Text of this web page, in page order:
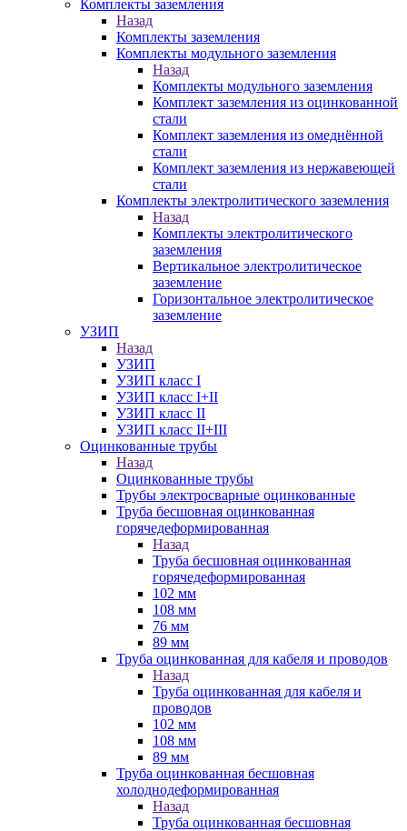
Комплекты заземления
Назад
Комплекты заземления
Комплекты модульного заземления
Назад
Комплекты модульного заземления
Комплект заземления из оцинкованной
стали
Комплект заземления из омеднённой
стали
Комплект заземления из нержавеющей
стали
Комплекты электролитического заземления
Назад
Комплекты электролитического
заземления
Вертикальное электролитическое
заземление
Горизонтальное электролитическое
заземление
УЗИП
Назад
УЗИП
УЗИП класс I
УЗИП класс I+II
УЗИП класс II
УЗИП класс II+III
Оцинкованные трубы
Назад
Оцинкованные трубы
Трубы электросварные оцинкованные
Труба бесшовная оцинкованная
горячедеформированная
Назад
Труба бесшовная оцинкованная
горячедеформированная
102 мм
108 мм
76 мм
89 мм
Труба оцинкованная для кабеля и проводов
Назад
Труба оцинкованная для кабеля и
проводов
102 мм
108 мм
89 мм
Труба оцинкованная бесшовная
холоднодеформированная
Назад
Труба оцинкованная бесшовная